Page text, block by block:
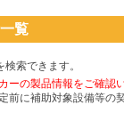
覧
索できます。
ーの製品情報をご確認
前に補助対象設備等の